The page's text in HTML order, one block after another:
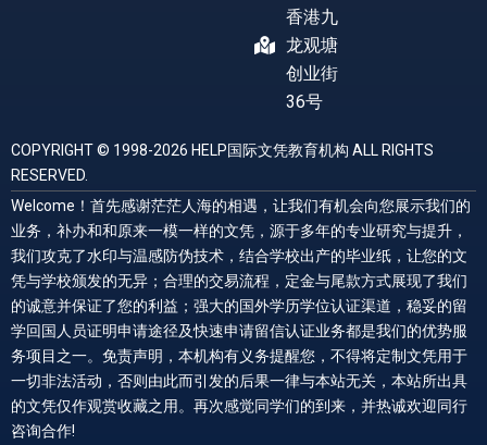
香港九
龙观塘
创业街
36号
COPYRIGHT © 1998-2026 HELP国际文凭教育机构 ALL RIGHTS
RESERVED.
Welcome！首先感谢茫茫人海的相遇，让我们有机会向您展示我们的
业务，补办和和原来一模一样的文凭，源于多年的专业研究与提升，
我们攻克了水印与温感防伪技术，结合学校出产的毕业纸，让您的文
凭与学校颁发的无异；合理的交易流程，定金与尾款方式展现了我们
的诚意并保证了您的利益；强大的国外学历学位认证渠道，稳妥的留
学回国人员证明申请途径及快速申请留信认证业务都是我们的优势服
务项目之一。免责声明，本机构有义务提醒您，不得将定制文凭用于
一切非法活动，否则由此而引发的后果一律与本站无关，本站所出具
的文凭仅作观赏收藏之用。再次感觉同学们的到来，并热诚欢迎同行
咨询合作!